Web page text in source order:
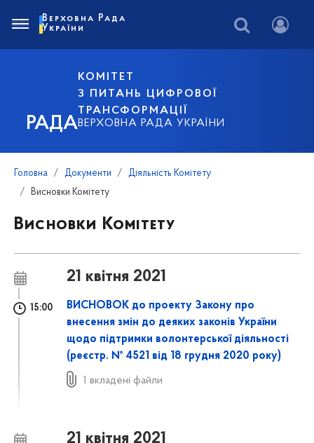
РАДА
КОМІТЕТ
З ПИТАНЬ ЦИФРОВОЇ
ТРАНСФОРМАЦІЇ
ВЕРХОВНА РАДА УКРАЇНИ
Верховна Рада
України
Головна Документи
Діяльність Комітету
Висновки Комітету
Висновки Комітету
21 квітня 2021
15:00
ВИСНОВОК до проекту Закону про
внесення змін до деяких законів України
щодо підтримки волонтерської діяльності
(реєстр. № 4521 від 18 грудня 2020 року)
1 вкладені файли
21 квітня 2021